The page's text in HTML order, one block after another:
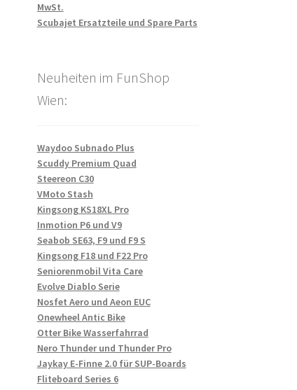
MwSt.
Scubajet Ersatzteile und Spare Parts
Neuheiten im FunShop
Wien:
Waydoo Subnado Plus
Scuddy Premium Quad
Steereon C30
VMoto Stash
Kingsong KS18XL Pro
Inmotion P6 und V9
Seabob SE63, F9 und F9 S
Kingsong F18 und F22 Pro
Seniorenmobil Vita Care
Evolve Diablo Serie
Nosfet Aero und Aeon EUC
Onewheel Antic Bike
Otter Bike Wasserfahrrad
Nero Thunder und Thunder Pro
Jaykay E-Finne 2.0 für SUP-Boards
Fliteboard Series 6